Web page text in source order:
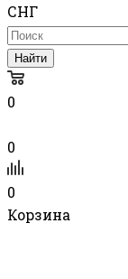
СНГ
Найти
0
0
0
Корзина